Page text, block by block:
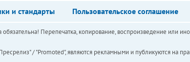
и стандарты Пользовательское соглашение
Перепечатка, копирование, воспроизведение или
/ "Promoted", являются рекламными и публикуются на